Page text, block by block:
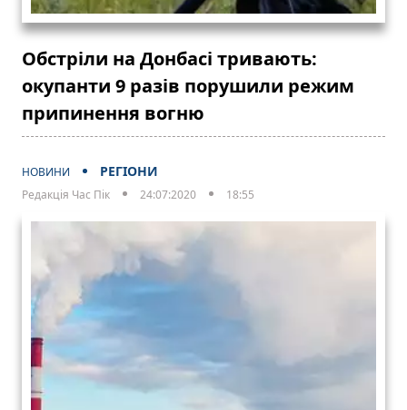
Обстріли на Донбасі тривають:
окупанти 9 разів порушили режим
припинення вогню
НОВИНИ РЕГІОНИ
Редакція Час Пік 24:07:2020 18:55